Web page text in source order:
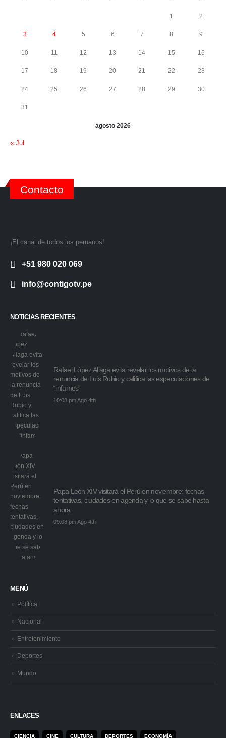
agosto 2026
1 2
3 4 5 6 7 8 9
10 11 12 13 14 15 16
17 18 19 20 21 22 23
24 25 26 27 28 29 30
31
« Jul
Contacto
¡El canal de todos los peruanos!
+51 980 020 069
info@contigotv.pe
NOTICIAS RECIENTES
Rafael López Aliaga evita revelar los motivos de la
renuncia de Luis Rubio y califica las especulaciones de
“infames”
10:08 pm Ago 4th
Papa León XIV visitará el Perú en noviembre: fechas
tentativas, ciudades en agenda y lo que se sabe hasta
ahora
09:08 pm Ago 4th
MENÚ
Política
Nacional
Entretenimiento
Deportes
Mundo
ENLACES
CIENCIA CINE CULTURA DEPORTES ECONOMÍA